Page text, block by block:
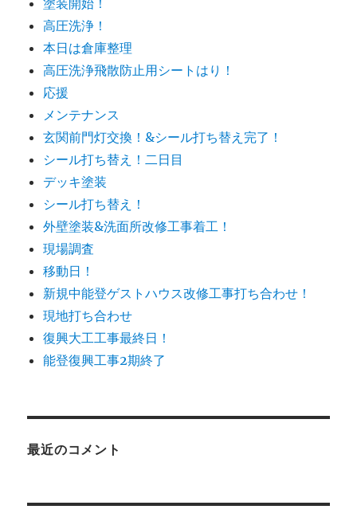
高圧洗浄！
本日は倉庫整理
高圧洗浄飛散防止用シートはり！
応援
メンテナンス
玄関前門灯交換！&シール打ち替え完了！
シール打ち替え！二日目
デッキ塗装
シール打ち替え！
外壁塗装&洗面所改修工事着工！
現場調査
移動日！
新規中能登ゲストハウス改修工事打ち合わせ！
現地打ち合わせ
復興大工工事最終日！
能登復興工事2期終了
最近のコメント